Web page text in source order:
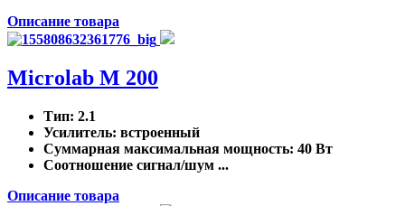
Описание товара
Microlab M 200
Тип: 2.1
Усилитель: встроенный
Суммарная максимальная мощность: 40 Вт
Соотношение сигнал/шум ...
Описание товара